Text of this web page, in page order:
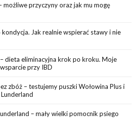
możliwe przyczyny oraz jak mu mogę
Jak realnie wspierać stawy i nie
dieta eliminacyjna krok po kroku. Moje
przy IBD
zbóż – testujemy puszki Wołowina Plus i
– mały wielki pomocnik psiego